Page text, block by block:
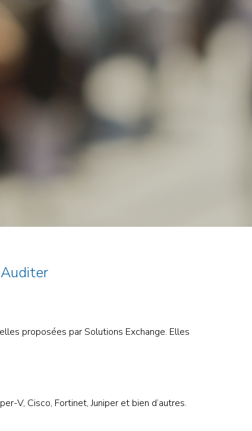
proposées par Solutions Exchange. Elles
V, Cisco, Fortinet, Juniper et bien d’autres.